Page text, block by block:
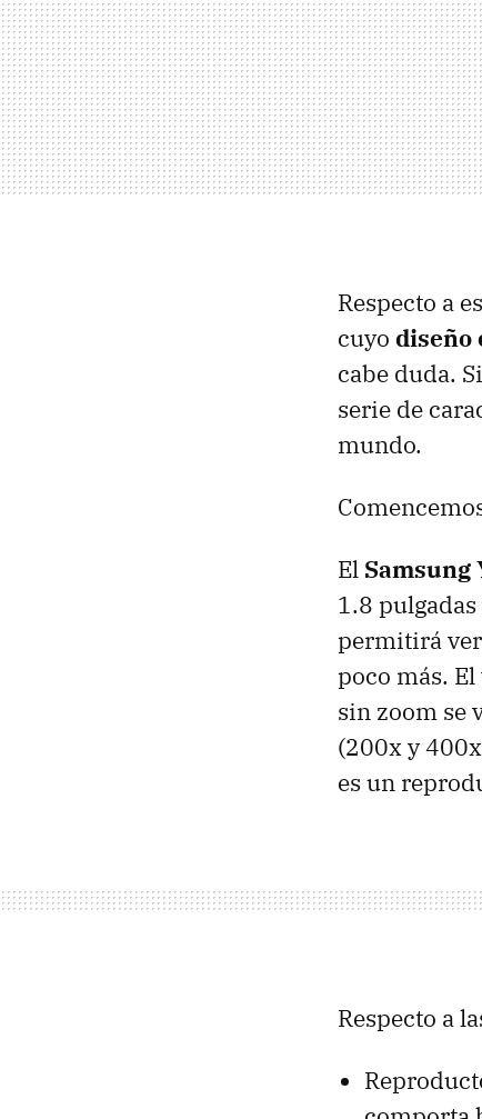
Respecto a
cuyo diseño
cabe duda.
serie de
mundo.
El Samsung
1.8
permitirá
poco más. El
sin zoom se
(200x y
es un
Respecto a